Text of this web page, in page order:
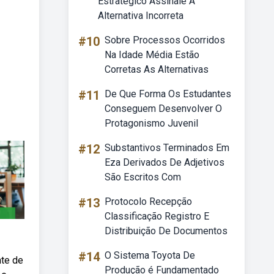
de
Alternativa Incorreta
#10 Sobre Processos Ocorridos
Na Idade Média Estão
Corretas As Alternativas
#11
De Que Forma Os Estudantes
Conseguem Desenvolver O
Protagonismo Juvenil
#12 Substantivos Terminados Em
Eza Derivados De Adjetivos
São Escritos Com
#13 Protocolo Recepção
Classificação Registro E
Distribuição De Documentos
#14 O Sistema Toyota De
Produção é Fundamentado